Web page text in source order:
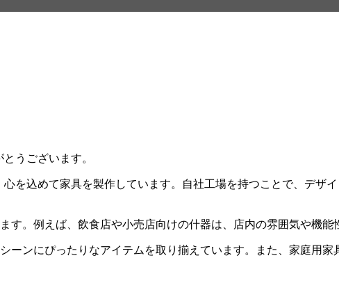
うございます。
を込めて家具を製作しています。自社工場を持つことで、デザ
す。例えば、飲食店や小売店向けの什器は、店内の雰囲気や機能
ーンにぴったりなアイテムを取り揃えています。また、家庭用